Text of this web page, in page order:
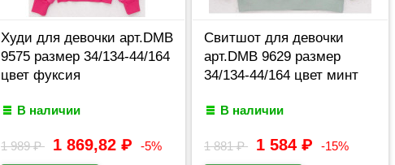
Худи для девочки арт.DMB
9575 размер 34/134-44/164
цвет фуксия
В наличии
1 989₽ 1 869,82 ₽ -5%
Свитшот для девочки
арт.DMB 9629 размер
34/134-44/164 цвет минт
В наличии
1 881₽ 1 584₽ -15%